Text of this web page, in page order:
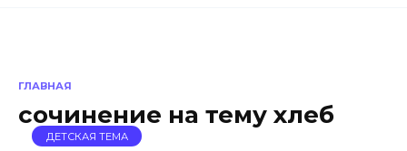
ГЛАВНАЯ
сочинение на тему хлеб
ДЕТСКАЯ ТЕМА